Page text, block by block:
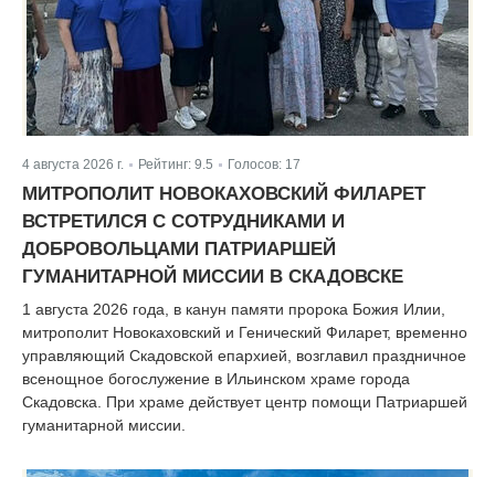
4 августа 2026 г. | Рейтинг: 9.5 Голосов: 17
МИТРОПОЛИТ НОВОКАХОВСКИЙ ФИЛАРЕТ
ВСТРЕТИЛСЯ С СОТРУДНИКАМИ И
ДОБРОВОЛЬЦАМИ ПАТРИАРШЕЙ
ГУМАНИТАРНОЙ МИССИИ В СКАДОВСКЕ
1 августа 2026 года, в канун памяти пророка Божия Илии,
митрополит Новокаховский и Генический Филарет, временно
управляющий Скадовской епархией, возглавил праздничное
всенощное богослужение в Ильинском храме города
Скадовска. При храме действует центр помощи Патриаршей
гуманитарной миссии.